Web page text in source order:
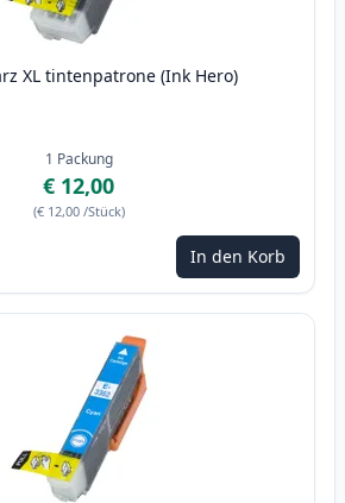
XL tintenpatrone (Ink Hero)
1 Packung
€ 12,00
(€ 12,00 /Stück)
Tasten, um anzupassenIn den Korb